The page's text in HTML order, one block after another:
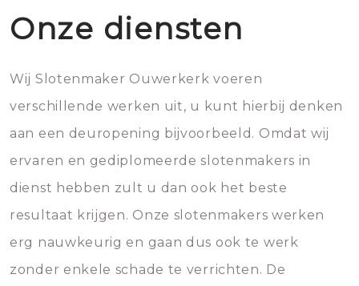
Onze diensten
Wij Slotenmaker Ouwerkerk voeren
verschillende werken uit, u kunt hierbij denken
aan een deuropening bijvoorbeeld. Omdat wij
ervaren en gediplomeerde slotenmakers in
dienst hebben zult u dan ook het beste
resultaat krijgen. Onze slotenmakers werken
erg nauwkeurig en gaan dus ook te werk
zonder enkele schade te verrichten. De